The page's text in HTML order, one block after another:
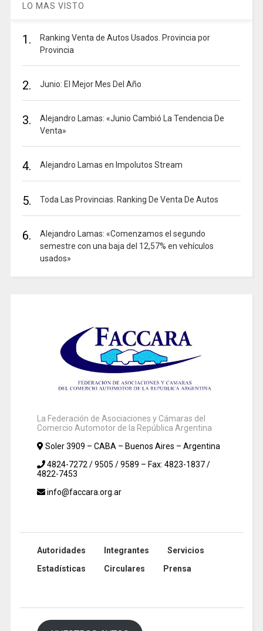
LO MAS VISTO
1.
Ranking Venta de Autos Usados. Provincia por
Provincia
2. Junio: El Mejor Mes Del Año
3.
Alejandro Lamas: «Junio Cambió La Tendencia De
Venta»
4. Alejandro Lamas en Impolutos Stream
5. Toda Las Provincias. Ranking De Venta De Autos
6.
Alejandro Lamas: «Comenzamos el segundo
semestre con una baja del 12,57% en vehículos
usados»
La Federación de Asociaciones y Cámaras del
Comercio Automotor de la República Argentina
Soler 3909 – CABA – Buenos Aires – Argentina
4824-7272 / 9505 / 9589 – Fax: 4823-1837 /
4822-7453
info@faccara.org.ar
Autoridades Integrantes
Servicios
Estadísticas
Circulares Prensa